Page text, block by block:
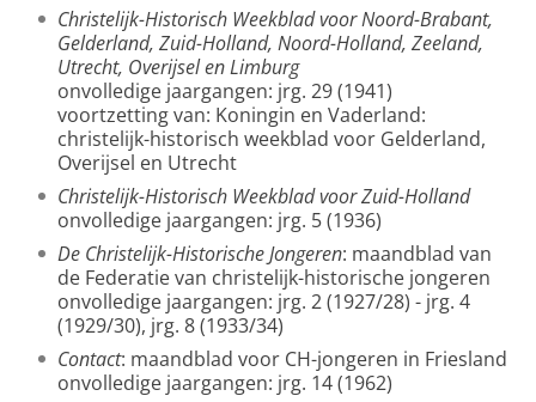
Christelijk-Historisch Weekblad voor Noord-Brabant,
Gelderland, Zuid-Holland, Noord-Holland, Zeeland,
Utrecht, Overijsel en Limburg
onvolledige jaargangen: jrg. 29 (1941)
voortzetting van: Koningin en Vaderland:
christelijk-historisch weekblad voor Gelderland,
Overijsel en Utrecht
Christelijk-Historisch Weekblad voor Zuid-Holland
onvolledige jaargangen: jrg. 5 (1936)
De Christelijk-Historische Jongeren: maandblad van
de Federatie van christelijk-historische jongeren
onvolledige jaargangen: jrg. 2 (1927/28) - jrg. 4
(1929/30), jrg. 8 (1933/34)
Contact: maandblad voor CH-jongeren in Friesland
onvolledige jaargangen: jrg. 14 (1962)